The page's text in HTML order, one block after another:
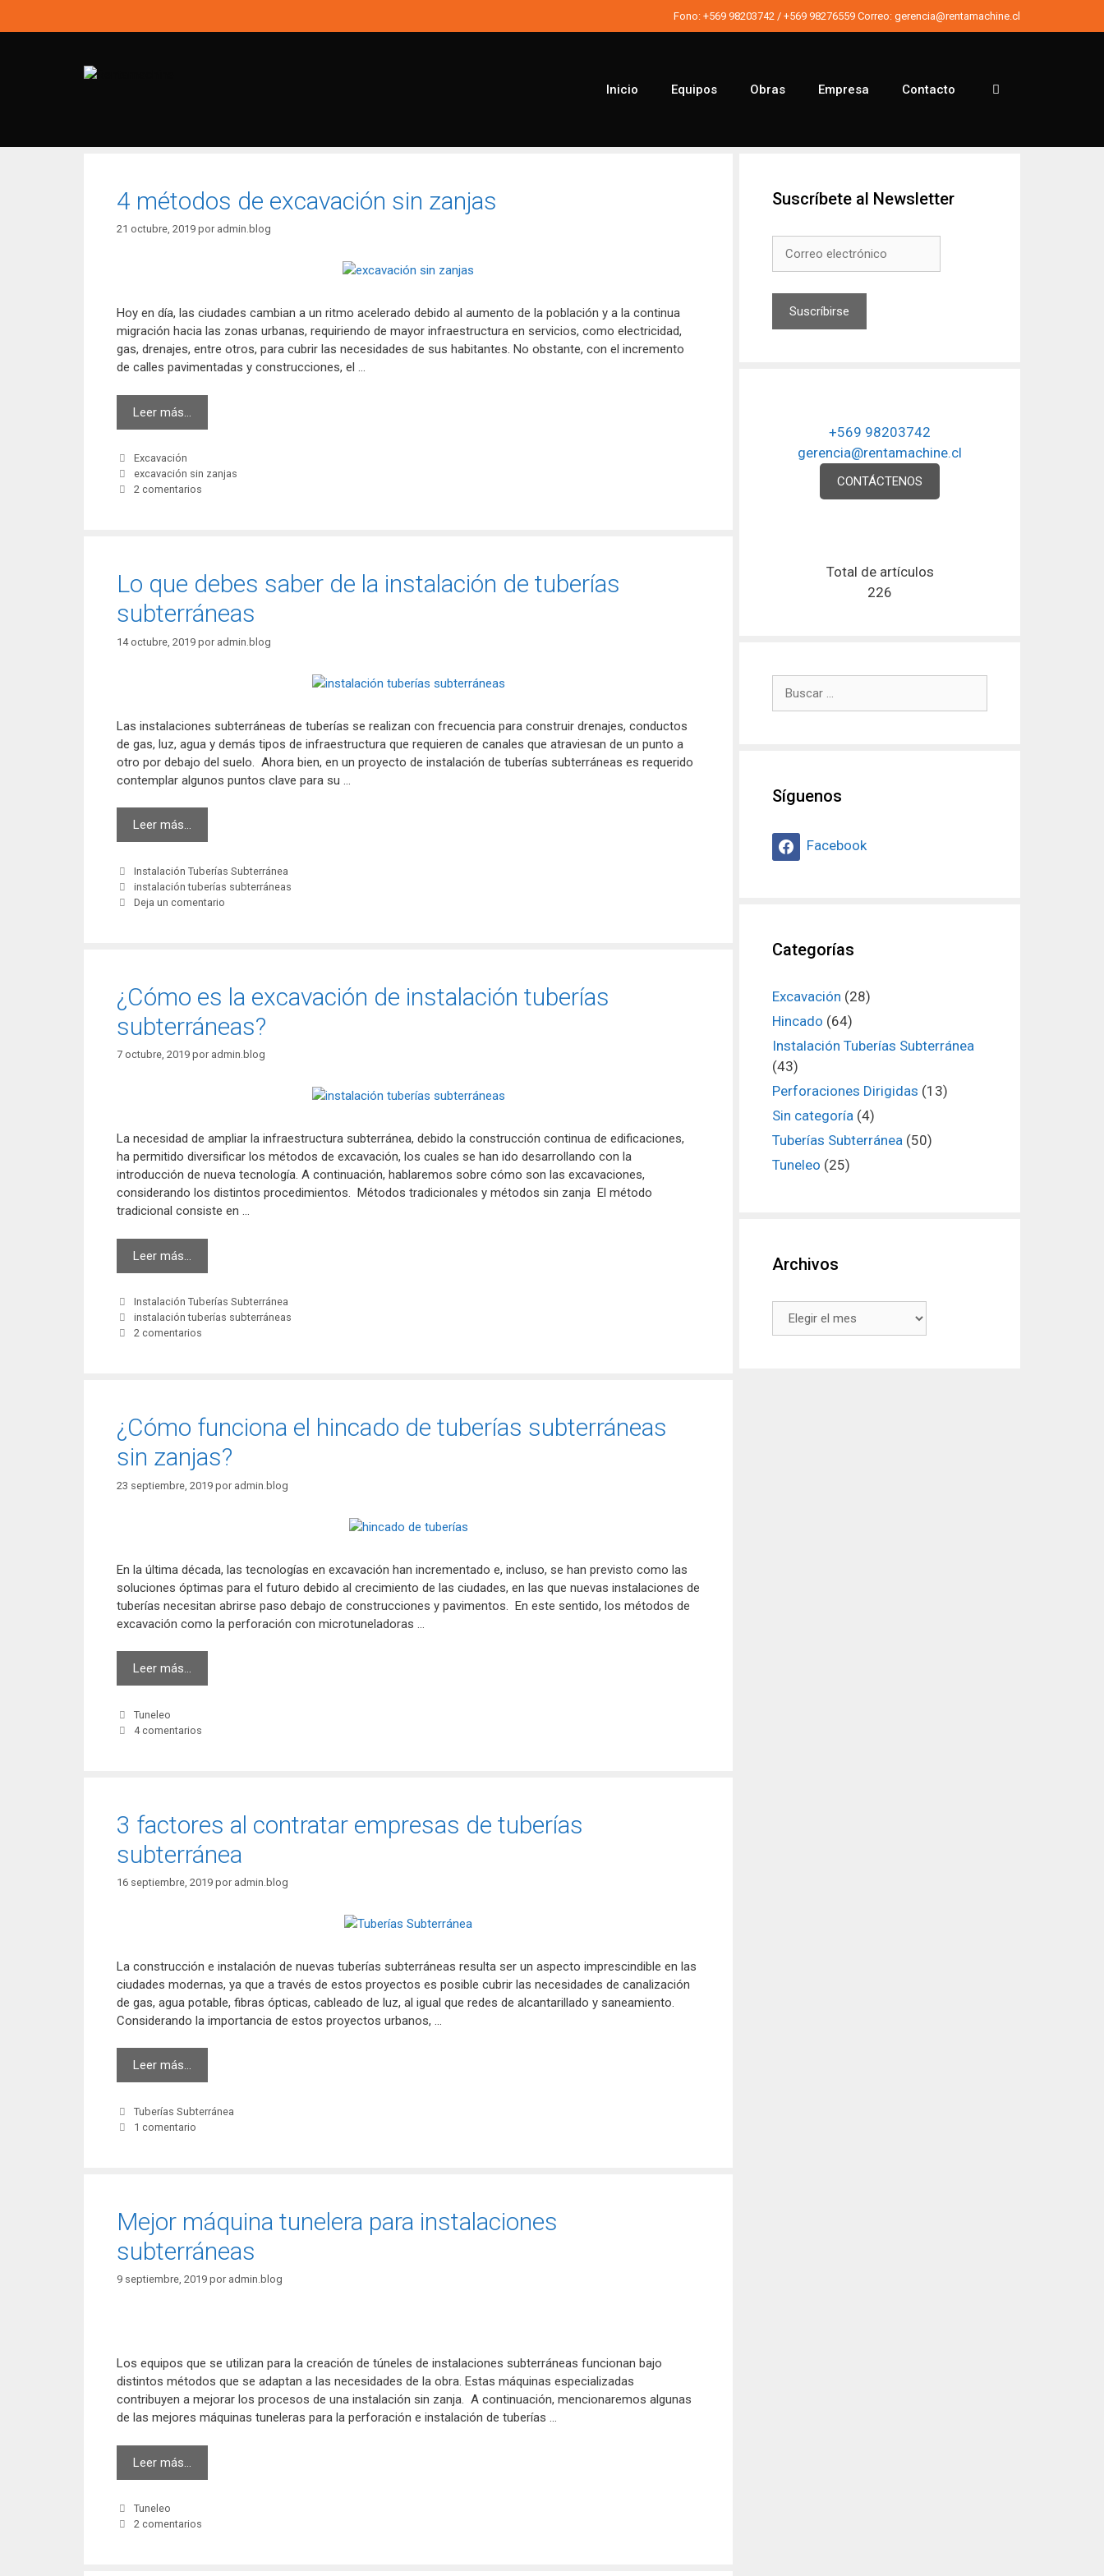
Fono: +569 98203742 / +569 98276559 Correo: gerencia@rentamachine.cl
Inicio Equipos Obras Empresa Contacto
4 métodos de excavación sin zanjas
21 octubre, 2019 por admin.blog
Hoy en día, las ciudades cambian a un ritmo acelerado debido al aumento de la población y a la continua
migración hacia las zonas urbanas, requiriendo de mayor infraestructura en servicios, como electricidad,
gas, drenajes, entre otros, para cubrir las necesidades de sus habitantes. No obstante, con el incremento
de calles pavimentadas y construcciones, el …
Leer más…
métodos
sin
Categorías
Excavación
Etiquetas
excavación sin zanjas
2 comentarios
Lo que debes saber de la instalación de tuberías
subterráneas
14 octubre, 2019 por admin.blog
Las instalaciones subterráneas de tuberías se realizan con frecuencia para construir drenajes, conductos
de gas, luz, agua y demás tipos de infraestructura que requieren de canales que atraviesan de un punto a
otro por debajo del suelo. Ahora bien, en un proyecto de instalación de tuberías subterráneas es requerido
contemplar algunos puntos clave para su …
Leer más…
que
saber
subterráneas
Categorías
Instalación Tuberías Subterránea
Etiquetas
instalación tuberías subterráneas
Deja un comentario
¿Cómo es la excavación de instalación tuberías
subterráneas?
7 octubre, 2019 por admin.blog
La necesidad de ampliar la infraestructura subterránea, debido la construcción continua de edificaciones,
ha permitido diversificar los métodos de excavación, los cuales se han ido desarrollando con la
introducción de nueva tecnología. A continuación, hablaremos sobre cómo son las excavaciones,
considerando los distintos procedimientos. Métodos tradicionales y métodos sin zanja El método
tradicional consiste en …
Leer más…
es
excavación
de
Categorías
Instalación Tuberías Subterránea
Etiquetas
instalación tuberías subterráneas
2 comentarios
¿Cómo funciona el hincado de tuberías subterráneas
sin zanjas?
23 septiembre, 2019 por admin.blog
En la última década, las tecnologías en excavación han incrementado e, incluso, se han previsto como las
soluciones óptimas para el futuro debido al crecimiento de las ciudades, en las que nuevas instalaciones de
tuberías necesitan abrirse paso debajo de construcciones y pavimentos. En este sentido, los métodos de
excavación como la perforación con microtuneladoras …
Leer más…
funciona
Categorías
Tuneleo
4 comentarios
3 factores al contratar empresas de tuberías
subterránea
16 septiembre, 2019 por admin.blog
La construcción e instalación de nuevas tuberías subterráneas resulta ser un aspecto imprescindible en las
ciudades modernas, ya que a través de estos proyectos es posible cubrir las necesidades de canalización
de gas, agua potable, fibras ópticas, cableado de luz, al igual que redes de alcantarillado y saneamiento.
Considerando la importancia de estos proyectos urbanos, …
Leer más…
factores
contratar
Categorías
Tuberías Subterránea
1 comentario
Mejor máquina tunelera para instalaciones
subterráneas
9 septiembre, 2019 por admin.blog
Los equipos que se utilizan para la creación de túneles de instalaciones subterráneas funcionan bajo
distintos métodos que se adaptan a las necesidades de la obra. Estas máquinas especializadas
contribuyen a mejorar los procesos de una instalación sin zanja. A continuación, mencionaremos algunas
de las mejores máquinas tuneleras para la perforación e instalación de tuberías …
Leer más…
máquina
Categorías
Tuneleo
2 comentarios
Suscríbete al Newsletter
+569 98203742
gerencia@rentamachine.cl
CONTÁCTENOS
Total de artículos
226
Síguenos
Facebook
Categorías
Excavación (28)
Hincado (64)
Instalación Tuberías Subterránea
(43)
Perforaciones Dirigidas (13)
Sin categoría (4)
Tuberías Subterránea (50)
Tuneleo (25)
Archivos
Archivos